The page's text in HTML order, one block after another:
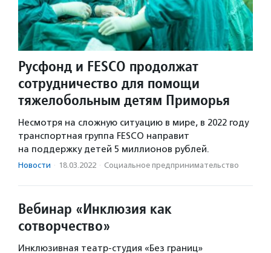
Русфонд и FESCO продолжат
сотрудничество для помощи
тяжелобольным детям Приморья
Несмотря на сложную ситуацию в мире, в 2022 году
транспортная группа FESCO направит
на поддержку детей 5 миллионов рублей.
Новости · 18.03.2022 · Социальное предпри­нима­тель­ство
Вебинар «Инклюзия как
сотворчество»
Инклюзивная театр-студия «Без границ»